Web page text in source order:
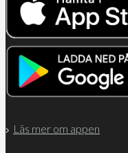
Läs mer om appen